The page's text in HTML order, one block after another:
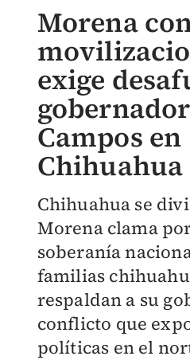
Morena
exige
Campos en
Chihuahua
Chihuahua se
Morena clama
soberanía
familias
respaldan a su
conflicto que
políticas en el